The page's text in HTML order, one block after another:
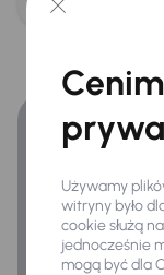
Hf
Zyskaj
Używamy
witryny było
cookie służą
jednocześnie
mogą być dla